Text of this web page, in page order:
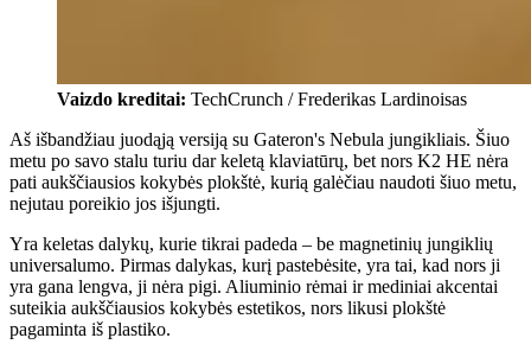
Vaizdo kreditai: TechCrunch / Frederikas Lardinoisas
Aš išbandžiau juodąją versiją su Gateron's Nebula jungikliais. Šiuo
metu po savo stalu turiu dar keletą klaviatūrų, bet nors K2 HE nėra
pati aukščiausios kokybės plokštė, kurią galėčiau naudoti šiuo metu,
nejutau poreikio jos išjungti.
Yra keletas dalykų, kurie tikrai padeda – be magnetinių jungiklių
universalumo. Pirmas dalykas, kurį pastebėsite, yra tai, kad nors ji
yra gana lengva, ji nėra pigi. Aliuminio rėmai ir mediniai akcentai
suteikia aukščiausios kokybės estetikos, nors likusi plokštė
pagaminta iš plastiko.